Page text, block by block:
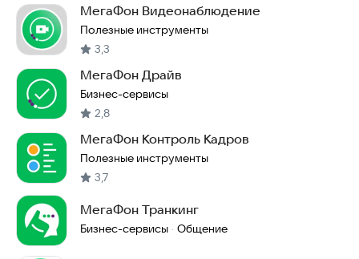
МегаФон Видеонаблюдение
Полезные инструменты
3,3
МегаФон Драйв
Бизнес-сервисы
2,8
МегаФон Контроль Кадров
Полезные инструменты
3,7
МегаФон Транкинг
Бизнес-сервисы · Общение